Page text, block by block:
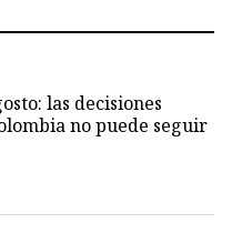
las decisiones
no puede seguir